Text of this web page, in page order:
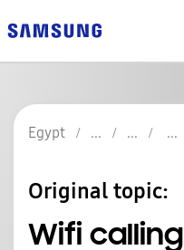
Egypt
Original topic:
Wifi calling